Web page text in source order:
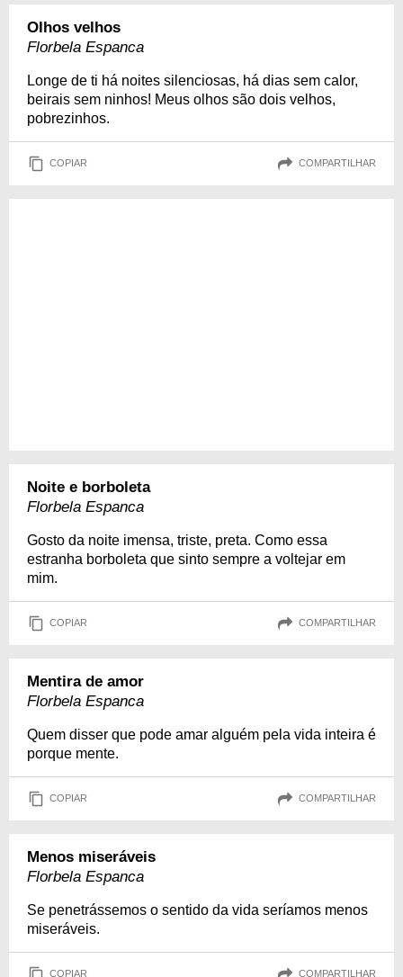
Olhos velhos
Florbela Espanca
Longe de ti há noites silenciosas, há dias sem calor,
beirais sem ninhos! Meus olhos são dois velhos,
pobrezinhos.
COPIAR COMPARTILHAR
Noite e borboleta
Florbela Espanca
Gosto da noite imensa, triste, preta. Como essa
estranha borboleta que sinto sempre a voltejar em
mim.
COPIAR COMPARTILHAR
Mentira de amor
Florbela Espanca
Quem disser que pode amar alguém pela vida inteira é
porque mente.
COPIAR COMPARTILHAR
Menos miseráveis
Florbela Espanca
Se penetrássemos o sentido da vida seríamos menos
miseráveis.
COPIAR COMPARTILHAR